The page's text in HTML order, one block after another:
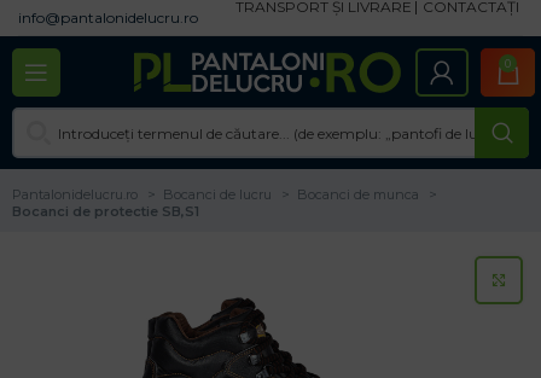
info@pantalonidelucru.ro
TRANSPORT ȘI LIVRARE CONTACTAȚI
0
Pantalonidelucru.ro Bocanci de lucru
Bocanci de munca
Bocanci de protectie SB,S1